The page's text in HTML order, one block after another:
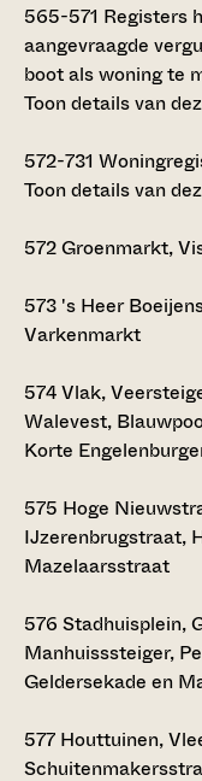
565-571 Registers
aangevraagde
boot als woning te
Toon details van
572-731
Toon details van
572Groenmarkt,
573 's Heer
Varkenmarkt
574Vlak,
Walevest,
Korte
575 Hoge
IJzerenbrugstraat,
Mazelaarsstraat
576 Stadhuisplein,
Manhuisssteiger,
Geldersekade en
577 Houttuinen,